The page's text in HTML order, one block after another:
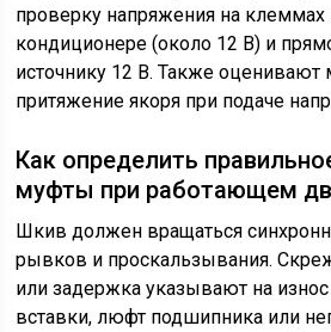
проверку напряжения на
кондиционере (около 12 В) и
источнику 12 В. Также оценивают
притяжение якоря при подаче
Как определить
муфты при работающем
Шкив должен вращаться
рывков и проскальзывания.
или задержка указывают на
вставки, люфт подшипника или